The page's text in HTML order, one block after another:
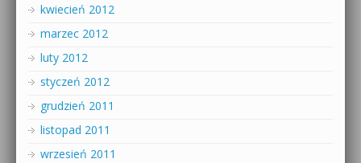
kwiecień 2012
marzec 2012
luty 2012
styczeń 2012
grudzień 2011
listopad 2011
wrzesień 2011